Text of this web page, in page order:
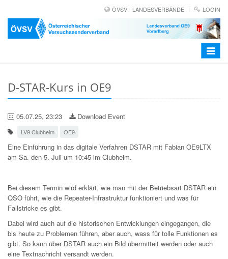
ÖVSV - LANDESVERBÄNDE LOGIN
Toggle
D-STAR-Kurs in OE9
05.07.25, 23:23 Download Event
LV9 Clubheim OE9
Eine Einführung in das digitale Verfahren DSTAR mit Fabian OE9LTX
am Sa. den 5. Juli um 10:45 im Clubheim.
Bei diesem Termin wird erklärt, wie man mit der Betriebsart DSTAR ein
QSO führt, wie die Repeater-Infrastruktur funktioniert und was für
Fallstricke es gibt.
Dabei wird auch auf die historischen Entwicklungen eingegangen, die
bis heute zu Problemen führen, aber auch, wass für tolle Funktionen es
gibt. So kann über DSTAR auch ein Bild übermittelt werden oder auch
eine Textnachricht versandt werden.